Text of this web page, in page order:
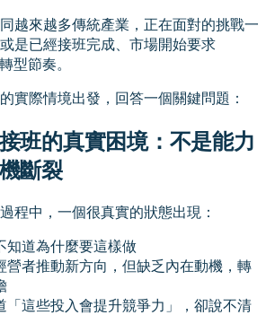
越來越多傳統產業，正在面對的挑戰一
是已經接班完成、市場開始要求
型節奏。
實際情境出發，回答一個關鍵問題：
班的真實困境：不是能力
斷裂
程中，一個很真實的狀態出現：
知道為什麼要這樣做
營者推動新方向，但缺乏內在動機，轉
「這些投入會提升競爭力」，卻說不清